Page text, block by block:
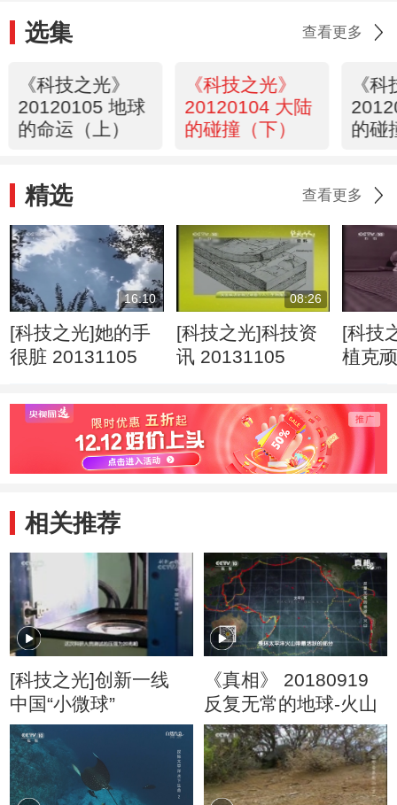
选集 查看更多
《科技之光》
20120105 地球
的命运（上）
《科技之光》
20120104 大陆
的碰撞（下）
《
的碰
精选 查看更多
16:10
[科技之光]她的手
很脏 20131105
08:26
[科技之光]科技资
讯 20131105
[科技
植克
相关推荐
[科技之光]创新一线
中国“小微球”
《真相》 20180919
反复无常的地球-火山